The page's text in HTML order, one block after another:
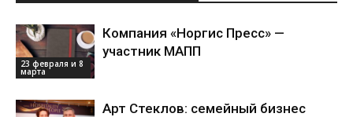
23 февраля и 8
марта
Компания «Норгис Пресс» —
участник МАПП
Арт Стеклов: семейный бизнес